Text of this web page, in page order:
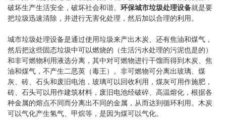
破坏生产生活安全，破坏社会和谐。 环保城市垃圾处理设备就是要
把垃圾迅速清除，并进行无害化处理，然后加以合理的利用。
城市垃圾处理设备是通过使用垃圾来产出木炭、还有焦油和煤气，
然后把这些固态垃圾中可以燃烧的（生活污水处理的污泥也是的）
和非可燃物利用液选分离，其中对可燃物进行干馏而得到木炭、焦
油和煤气，不产生二恶英（毒王）。非可燃物可分离出玻璃、煤
灰、砖、石头和废旧电池，玻璃可以回收利用，煤灰可用作施肥，
砖、石头可以用作建筑材料，废旧电池经破碎、高温熔化，根据各
种金属的熔点不同而分离出不同的金属，从而达到循环利用。木炭
可以气化产生氢气、甲烷等，是因为煤可以气化。